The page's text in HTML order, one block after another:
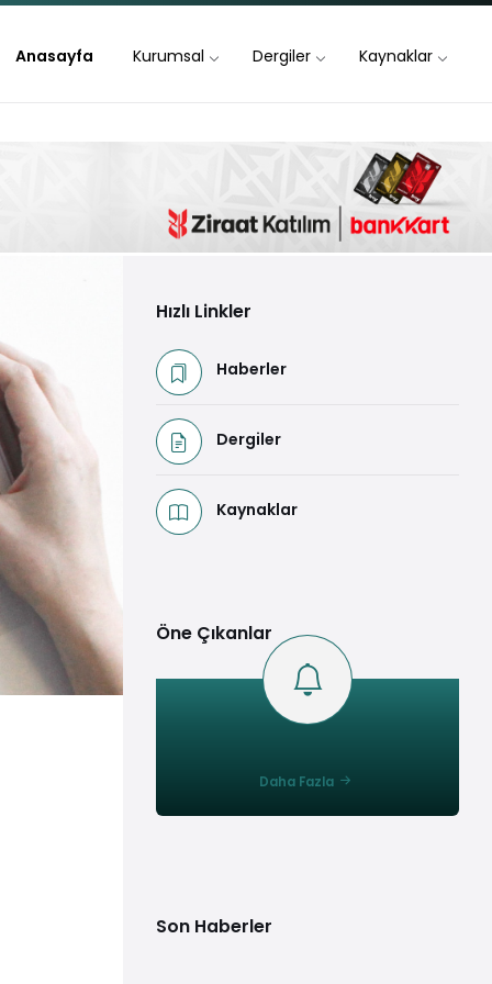
Anasayfa Kurumsal Dergiler Kaynaklar
Hızlı Linkler
Haberler
Dergiler
Kaynaklar
Öne Çıkanlar
Daha Fazla
Son Haberler